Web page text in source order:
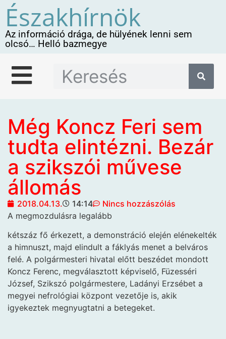
Északhírnök
Az információ drága, de hülyének lenni sem
olcsó… Helló bazmegye
Még Koncz Feri sem
tudta elintézni. Bezár
a szikszói művese
állomás
2018.04.13. 14:14
Nincs hozzászólás
A megmozdulásra legalább
kétszáz fő érkezett, a demonstráció elején elénekelték
a himnuszt, majd elindult a fáklyás menet a belváros
felé. A polgármesteri hivatal előtt beszédet mondott
Koncz Ferenc, megválasztott képviselő, Füzesséri
József, Szikszó polgármestere, Ladányi Erzsébet a
megyei nefrológiai központ vezetője is, akik
igyekeztek megnyugtatni a betegeket.